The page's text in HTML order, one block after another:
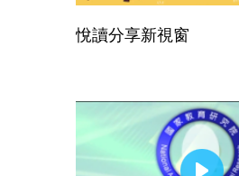
悅讀分享新視窗